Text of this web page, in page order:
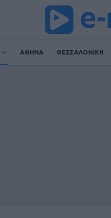
ΑΘΗΝΑ ΘΕΣΣΑΛΟΝΙΚΗ